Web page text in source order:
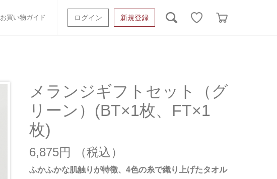
お買い物ガイド ログイン 新規登録
オーガニック
衣類 タオルケット類
書籍 ギフトボックスその他
ふかふかな肌触りが特徴、4色の糸で織り上げたタオル
メランジギフトセット（グ
リーン）(BT×1枚、FT×1
枚)
6,875円